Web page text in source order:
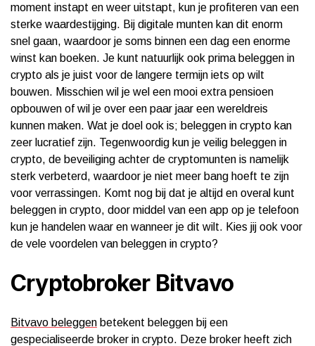
moment instapt en weer uitstapt, kun je profiteren van een
sterke waardestijging. Bij digitale munten kan dit enorm
snel gaan, waardoor je soms binnen een dag een enorme
winst kan boeken. Je kunt natuurlijk ook prima beleggen in
crypto als je juist voor de langere termijn iets op wilt
bouwen. Misschien wil je wel een mooi extra pensioen
opbouwen of wil je over een paar jaar een wereldreis
kunnen maken. Wat je doel ook is; beleggen in crypto kan
zeer lucratief zijn. Tegenwoordig kun je veilig beleggen in
crypto, de beveiliging achter de cryptomunten is namelijk
sterk verbeterd, waardoor je niet meer bang hoeft te zijn
voor verrassingen. Komt nog bij dat je altijd en overal kunt
beleggen in crypto, door middel van een app op je telefoon
kun je handelen waar en wanneer je dit wilt. Kies jij ook voor
de vele voordelen van beleggen in crypto?
Cryptobroker Bitvavo
Bitvavo beleggen betekent beleggen bij een
gespecialiseerde broker in crypto. Deze broker heeft zich